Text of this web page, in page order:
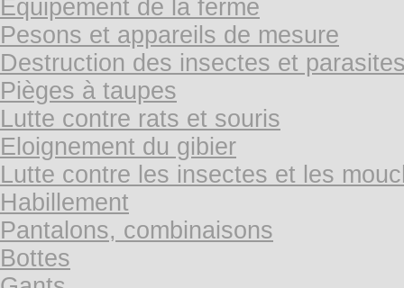
Equipement de la ferme
Pesons et appareils de mesure
Destruction des insectes et
Pièges à taupes
Lutte contre rats et souris
Eloignement du gibier
Lutte contre les insectes et les
Habillement
Pantalons, combinaisons
Bottes